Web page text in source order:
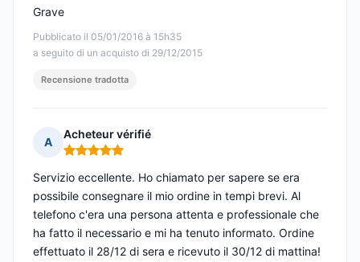
Pubblicato il 05/01/2016 à 15h35
a seguito di un acquisto di 29/12/2015
Grave
Recensione tradotta
A
Acheteur vérifié
Nota: 5 su 5
Servizio eccellente. Ho chiamato per sapere se era
possibile consegnare il mio ordine in tempi brevi. Al
telefono c'era una persona attenta e professionale che
ha fatto il necessario e mi ha tenuto informato. Ordine
effettuato il 28/12 di sera e ricevuto il 30/12 di mattina!